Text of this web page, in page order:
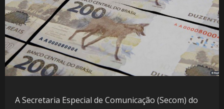
A Secretaria Especial de Comunicação (Secom) do